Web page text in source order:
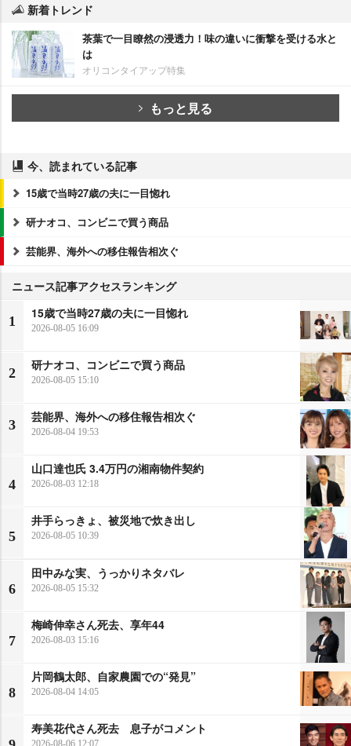
新着トレンド
茶葉で一目瞭然の浸透力！味の違いに衝撃を受ける水と
は
オリコンタイアップ特集
もっと見る
今、読まれている記事
15歳で当時27歳の夫に一目惚れ
研ナオコ、コンビニで買う商品
芸能界、海外への移住報告相次ぐ
ニュース記事アクセスランキング
1
15歳で当時27歳の夫に一目惚れ
2026-08-05 16:09
2
研ナオコ、コンビニで買う商品
2026-08-05 15:10
3
芸能界、海外への移住報告相次ぐ
2026-08-04 19:53
4
山口達也氏 3.4万円の湘南物件契約
2026-08-03 12:18
5
井手らっきょ、被災地で炊き出し
2026-08-05 10:39
6
田中みな実、うっかりネタバレ
2026-08-05 15:32
7
梅崎伸幸さん死去、享年44
2026-08-03 15:16
8
片岡鶴太郎、自家農園での“発見”
2026-08-04 14:05
寿美花代さん死去 息子がコメント
2026-08-06 12:07